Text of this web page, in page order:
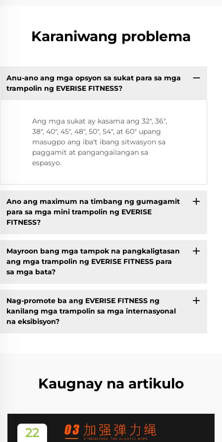
Karaniwang problema
Anu-ano ang mga opsyon sa sukat para sa mga
trampolin ng EVERISE FITNESS?
Ang mga sukat ay kasama ang 32", 36",
38", 40", 45", 48", 50", 54", at 60" upang
masugpo ang iba't ibang sitwasyon sa
paggamit at pangangailangan sa
espasyo.
Ano ang maximum na timbang ng gumagamit
para sa mga mini trampolin ng EVERISE
FITNESS?
Mayroon bang mga tampok na pangkaligtasan
ang mga trampolin ng EVERISE FITNESS para
sa mga bata?
Nag-promote ba ang EVERISE FITNESS ng
kanilang mga trampolin sa mga internasyonal
na eksibisyon?
Kaugnay na artikulo
22